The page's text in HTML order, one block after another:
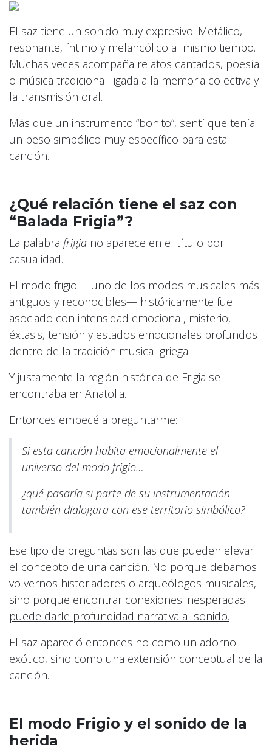
El saz tiene un sonido muy expresivo: Metálico,
resonante, íntimo y melancólico al mismo tiempo.
Muchas veces acompaña relatos cantados, poesía
o música tradicional ligada a la memoria colectiva y
la transmisión oral.
Más que un instrumento “bonito”, sentí que tenía
un peso simbólico muy específico para esta
canción.
¿Qué relación tiene el saz con
“Balada Frigia”?
La palabra frigia no aparece en el título por
casualidad.
El modo frigio —uno de los modos musicales más
antiguos y reconocibles— históricamente fue
asociado con intensidad emocional, misterio,
éxtasis, tensión y estados emocionales profundos
dentro de la tradición musical griega.
Y justamente la región histórica de Frigia se
encontraba en Anatolia.
Entonces empecé a preguntarme:
Si esta canción habita emocionalmente el
universo del modo frigio…
¿qué pasaría si parte de su instrumentación
también dialogara con ese territorio simbólico?
Ese tipo de preguntas son las que pueden elevar
el concepto de una canción. No porque debamos
volvernos historiadores o arqueólogos musicales,
sino porque encontrar conexiones inesperadas
puede darle profundidad narrativa al sonido.
El saz apareció entonces no como un adorno
exótico, sino como una extensión conceptual de la
canción.
El modo Frigio y el sonido de la
herida